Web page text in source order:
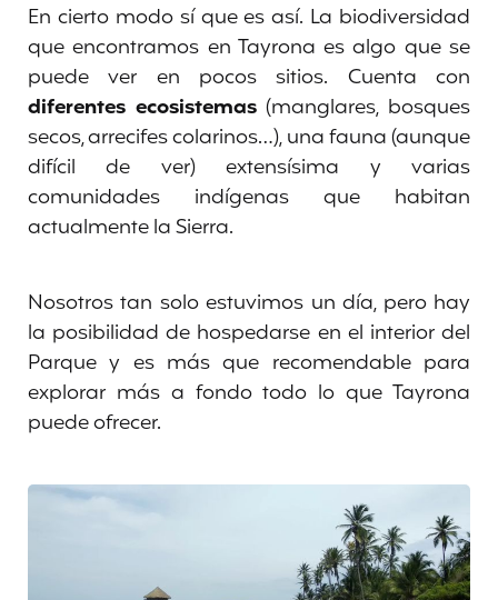
En cierto modo sí que es así. La biodiversidad
que encontramos en Tayrona es algo que se
puede ver en pocos sitios. Cuenta con
diferentes ecosistemas(manglares, bosques
secos, arrecifes colarinos…), una fauna (aunque
difícil de ver) extensísima y varias
comunidades indígenas que habitan
actualmente la Sierra.
Nosotros tan solo estuvimos un día, pero hay
la posibilidad de hospedarse en el interior del
Parque y es más que recomendable para
explorar más a fondo todo lo que Tayrona
puede ofrecer.